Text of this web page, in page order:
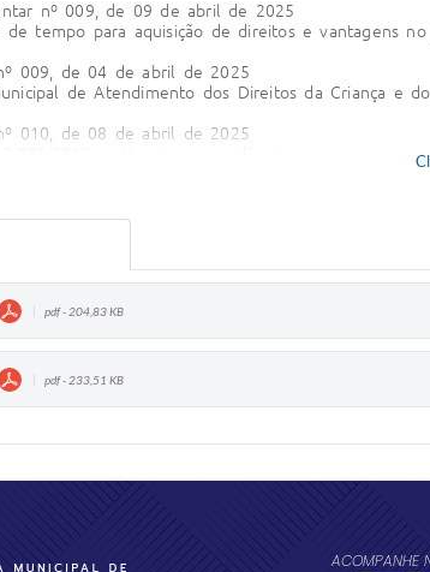
nº 009, de 09 de abril de 2025
de tempo para aquisição de direitos e vantagens
009, de 04 de abril de 2025
de Atendimento dos Direitos da Criança e
010, de 08 de abril de 2025
ao Tratamento da Fibromialgia” no
pdf - 204,83 KB
pdf - 233,51 KB
ACOMPANHE